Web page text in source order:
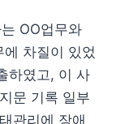
OO업무와
차질이 있었
하였고, 이 사
문 기록 일부
관리에 장애